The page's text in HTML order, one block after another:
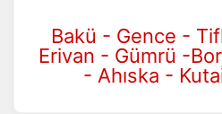
Bakü - Gence -
Erivan - Gümrü -
- Ahıska -